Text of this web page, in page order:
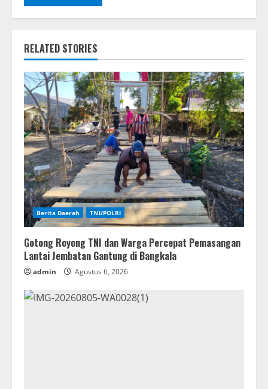
RELATED STORIES
Berita Daerah TNI/POLRI
Gotong Royong TNI dan Warga Percepat Pemasangan
Lantai Jembatan Gantung di Bangkala
admin Agustus 6, 2026